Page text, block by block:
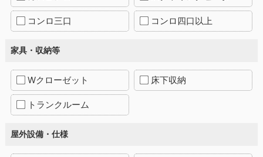
コンロ三口 コンロ四口以上
家具・収納等
Wクローゼット 床下収納
トランクルーム
屋外設備・仕様